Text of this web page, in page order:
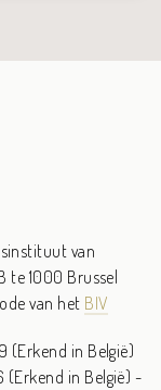
van
te 1000 Brussel
van het BIV
(Erkend in België)
(Erkend in België) -